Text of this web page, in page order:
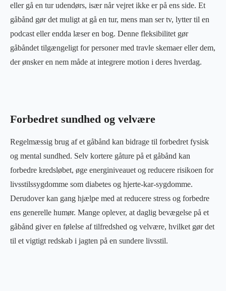
eller gå en tur udendørs, især når vejret ikke er på ens side. Et
gåbånd gør det muligt at gå en tur, mens man ser tv, lytter til en
podcast eller endda læser en bog. Denne fleksibilitet gør
gåbåndet tilgængeligt for personer med travle skemaer eller dem,
der ønsker en nem måde at integrere motion i deres hverdag.
Forbedret sundhed og velvære
Regelmæssig brug af et gåbånd kan bidrage til forbedret fysisk
og mental sundhed. Selv kortere gåture på et gåbånd kan
forbedre kredsløbet, øge energiniveauet og reducere risikoen for
livsstilssygdomme som diabetes og hjerte-kar-sygdomme.
Derudover kan gang hjælpe med at reducere stress og forbedre
ens generelle humør. Mange oplever, at daglig bevægelse på et
gåbånd giver en følelse af tilfredshed og velvære, hvilket gør det
til et vigtigt redskab i jagten på en sundere livsstil.